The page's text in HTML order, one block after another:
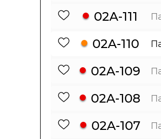
02А-111
02А-110
02А-109
02А-108
02А-107